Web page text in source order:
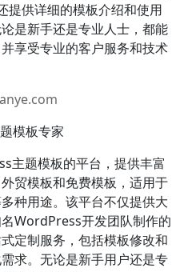
提供详细的模板介绍和使用
是新手还是专业人士，都能
享受专业的客户服务和技术
模板专家
主题模板的平台，提供丰富
贸模板和免费模板，适用于
种用途。该平台不仅提供大
WordPress开发团队制作的
定制服务，包括模板修改和
求。无论是新手用户还是专